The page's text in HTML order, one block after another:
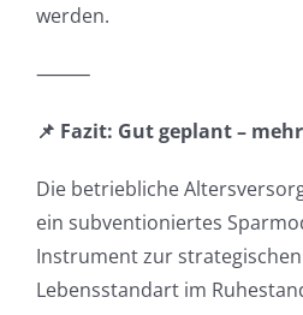
werden.
⸻
📌 Fazit: Gut geplant –
Die betriebliche
ein subventioniertes
Instrument zur
Lebensstandart im